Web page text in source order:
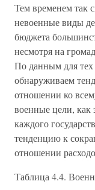
Тем временем так
невоенные виды
бюджета
несмотря на
По данным для
обнаруживаем
отношении ко
военные цели, как
каждого
тенденцию к
отношении
Таблица 4.4.